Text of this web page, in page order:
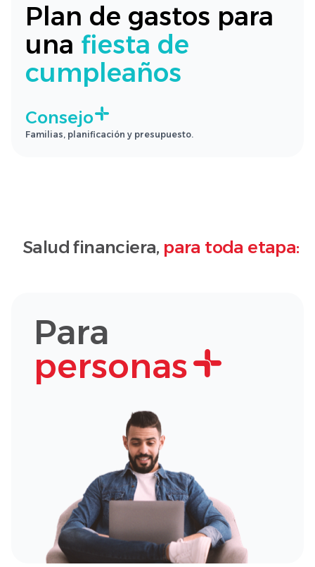
Plan de gastos para
una fiesta de
cumpleaños
Consejo
Familias, planificación y presupuesto.
Salud financiera, para toda etapa:
Para
personas